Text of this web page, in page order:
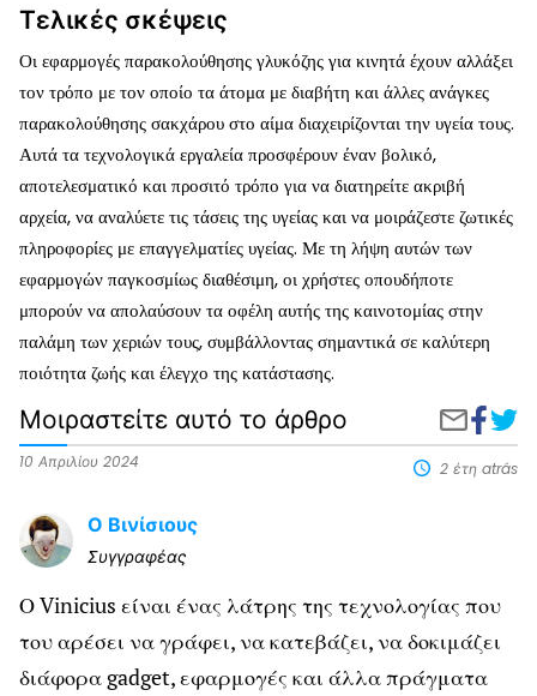
10 Απριλίου 2024 2 έτη atrás
Τελικές σκέψεις
Οι εφαρμογές παρακολούθησης γλυκόζης για κινητά έχουν αλλάξει
τον τρόπο με τον οποίο τα άτομα με διαβήτη και άλλες ανάγκες
παρακολούθησης σακχάρου στο αίμα διαχειρίζονται την υγεία τους.
Αυτά τα τεχνολογικά εργαλεία προσφέρουν έναν βολικό,
αποτελεσματικό και προσιτό τρόπο για να διατηρείτε ακριβή
αρχεία, να αναλύετε τις τάσεις της υγείας και να μοιράζεστε ζωτικές
πληροφορίες με επαγγελματίες υγείας. Με τη λήψη αυτών των
εφαρμογών παγκοσμίως διαθέσιμη, οι χρήστες οπουδήποτε
μπορούν να απολαύσουν τα οφέλη αυτής της καινοτομίας στην
παλάμη των χεριών τους, συμβάλλοντας σημαντικά σε καλύτερη
ποιότητα ζωής και έλεγχο της κατάστασης.
Μοιραστείτε αυτό το άρθρο
μέσω
email
το
στο
για
τη
Ο Βινίσιους
Συγγραφέας
Ο Vinicius είναι ένας λάτρης της τεχνολογίας που
του αρέσει να γράφει, να κατεβάζει, να δοκιμάζει
διάφορα gadget, εφαρμογές και άλλα πράγματα